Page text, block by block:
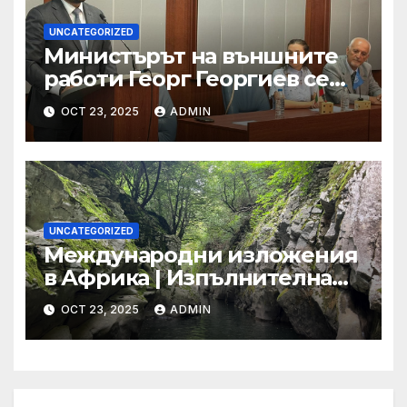
UNCATEGORIZED
Министърът на външните
работи Георг Георгиев се
срещна с младежи по
повод 80-годишнината от
подписването на Устава на
ООН
OCT 23, 2025 ADMIN
UNCATEGORIZED
Международни изложения
в Африка | Изпълнителна
агенция за насърчаване на
малките и средните
предприятия
OCT 23, 2025 ADMIN